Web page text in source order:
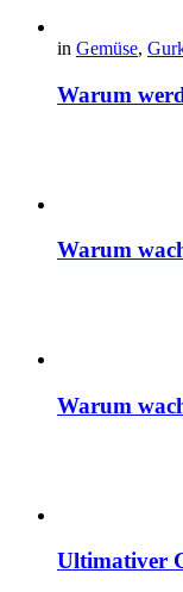
in Gemüse,
Warum
Warum
Warum
Ultimativer